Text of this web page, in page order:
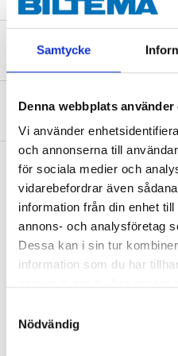
Samtycke
Denna webbplats använder
Vi använder
och annonserna till
för sociala medier och
vidarebefordrar även
information från din enhet
annons- och analysföretag
Dessa kan i sin tur
information som du har
Nödvändig
Säkerhetsinformation
Om tillverkaren
Köp
Köp & Hämta i ditt varuhus inom
tjänsten
LÄS
Andra